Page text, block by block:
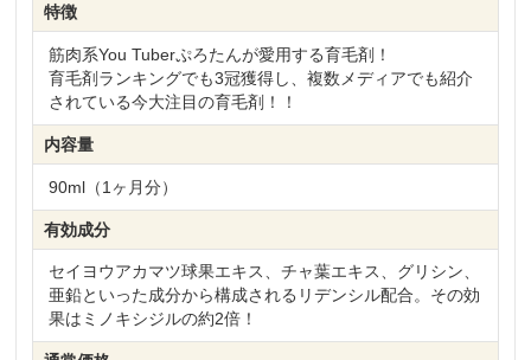
特徴
筋肉系You Tuberぷろたんが愛用する育毛剤！
育毛剤ランキングでも3冠獲得し、複数メディアでも紹介
されている今大注目の育毛剤！！
内容量
90ml（1ヶ月分）
有効成分
セイヨウアカマツ球果エキス、チャ葉エキス、グリシン、
亜鉛といった成分から構成されるリデンシル配合。その効
果はミノキシジルの約2倍！